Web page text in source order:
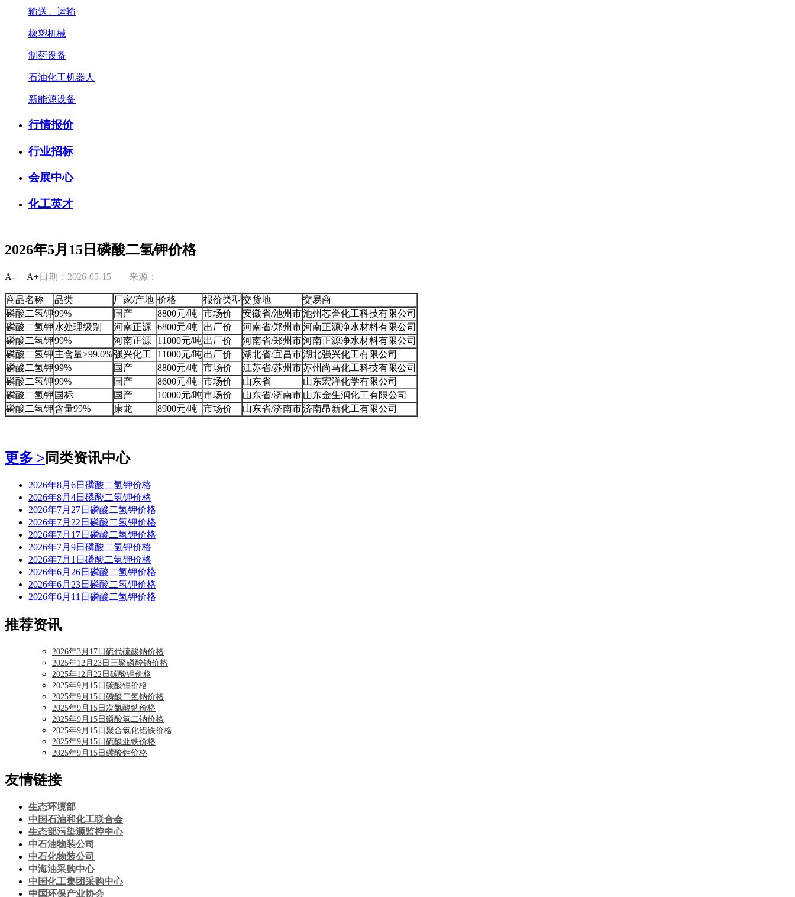
输送、运输
橡塑机械
制药设备
石油化工机器人
新能源设备
行情报价
行业招标
会展中心
化工英才
2026年5月15日磷酸二氢钾价格
A- A+日期：2026-05-15 来源：
商品名称 品类 厂家/产地 价格 报价类型交货地
交易商
磷酸二氢钾99% 国产 8800元/吨 市场价 安徽省/池州市池州芯誉化工科技有限公司
磷酸二氢钾 水处理级别 河南正源 6800元/吨 出厂价 河南省/郑州市河南正源净水材料有限公司
磷酸二氢钾99% 河南正源 11000元/吨出厂价 河南省/郑州市河南正源净水材料有限公司
磷酸二氢钾 主含量≥99.0%强兴化工 11000元/吨出厂价 湖北省/宜昌市湖北强兴化工有限公司
磷酸二氢钾99% 国产 8800元/吨 市场价 江苏省/苏州市苏州尚马化工科技有限公司
磷酸二氢钾99% 国产 8600元/吨 市场价 山东省
山东宏洋化学有限公司
磷酸二氢钾 国标 国产 10000元/吨市场价 山东省/济南市山东金生润化工有限公司
磷酸二氢钾含量99% 康龙 8900元/吨 市场价 山东省/济南市济南昂新化工有限公司
更多 >同类资讯中心
2026年8月6日磷酸二氢钾价格
2026年8月4日磷酸二氢钾价格
2026年7月27日磷酸二氢钾价格
2026年7月22日磷酸二氢钾价格
2026年7月17日磷酸二氢钾价格
2026年7月9日磷酸二氢钾价格
2026年7月1日磷酸二氢钾价格
2026年6月26日磷酸二氢钾价格
2026年6月23日磷酸二氢钾价格
2026年6月11日磷酸二氢钾价格
推荐资讯
2026年3月17日硫代硫酸钠价格
2025年12月23日三聚磷酸钠价格
2025年12月22日碳酸锂价格
2025年9月15日碳酸锂价格
2025年9月15日磷酸二氢钠价格
2025年9月15日次氯酸钠价格
2025年9月15日磷酸氢二钠价格
2025年9月15日聚合氯化铝铁价格
2025年9月15日硫酸亚铁价格
2025年9月15日碳酸钾价格
友情链接
生态环境部
中国石油和化工联合会
生态部污染源监控中心
中石油物装公司
中石化物装公司
中海油采购中心
中国化工集团采购中心
中国环保产业协会